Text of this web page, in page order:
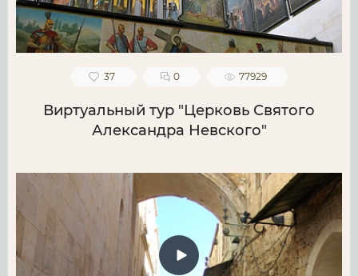
37 0 77929
Виртуальный тур "Церковь Святого
Александра Невского"